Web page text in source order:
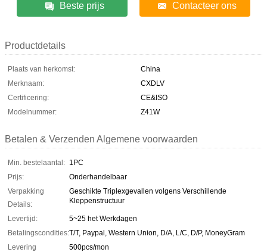
Beste prijs Contacteer ons
Productdetails
Plaats van herkomst:
China
Merknaam:
CXDLV
Certificering:
CE&ISO
Modelnummer:
Z41W
Betalen & Verzenden Algemene voorwaarden
Min. bestelaantal: 1PC
Prijs:
Onderhandelbaar
Verpakking
Details:
Geschikte Triplexgevallen volgens Verschillende
Kleppenstructuur
Levertijd:
5~25 het Werkdagen
Betalingscondities:T/T, Paypal, Western Union, D/A, L/C, D/P, MoneyGram
Levering
500pcs/mon